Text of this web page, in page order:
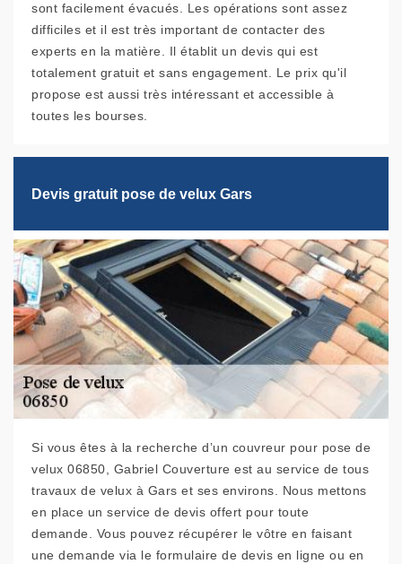
sont facilement évacués. Les opérations sont assez
difficiles et il est très important de contacter des
experts en la matière. Il établit un devis qui est
totalement gratuit et sans engagement. Le prix qu'il
propose est aussi très intéressant et accessible à
toutes les bourses.
Devis gratuit pose de velux Gars
Si vous êtes à la recherche d’un couvreur pour pose de
velux 06850, Gabriel Couverture est au service de tous
travaux de velux à Gars et ses environs. Nous mettons
en place un service de devis offert pour toute
demande. Vous pouvez récupérer le vôtre en faisant
une demande via le formulaire de devis en ligne ou en